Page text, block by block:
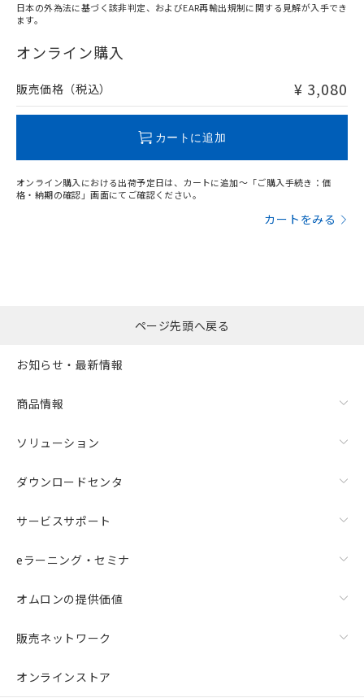
在庫等で未対応品が混在する可能性があります。
問い合わせください。
日本の外為法に基づく該非判定、およびEAR再輸出規制に関する見解が入手でき
ます。
オンライン購入
販売価格（税込） ¥ 3,080
カートに追加
オンライン購入における出荷予定日は、カートに追加～「ご購入手続き：価
格・納期の確認」画面にてご確認ください。
カートをみる
ページ先頭へ戻る
お知らせ・最新情報
商品情報
ソリューション
ダウンロードセンタ
サービスサポート
eラーニング・セミナ
オムロンの提供価値
販売ネットワーク
オンラインストア